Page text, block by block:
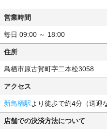
営業時間
毎日 09:00 ～ 18:00
住所
鳥栖市原古賀町字二本松3058
アクセス
新鳥栖駅より徒歩で約4分（送迎
店舗での決済方法について